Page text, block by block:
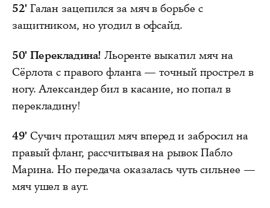
52' Галан зацепился за мяч в борьбе с
защитником, но угодил в офсайд.
50' Перекладина! Льоренте выкатил мяч на
Сёрлота с правого фланга — точный прострел в
ногу. Александер бил в касание, но попал в
перекладину!
49' Сучич протащил мяч вперед и забросил на
правый фланг, рассчитывая на рывок Пабло
Марина. Но передача оказалась чуть сильнее —
мяч ушел в аут.